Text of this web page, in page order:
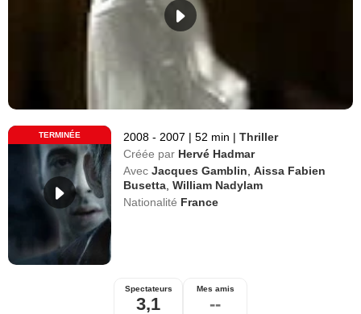
TERMINÉE 2008 - 2007 | 52 min | Thriller
Créée par Hervé Hadmar
Avec Jacques Gamblin ,Aissa Fabien
Busetta ,William Nadylam
Nationalité France
Spectateurs
3,1
Mes amis
--